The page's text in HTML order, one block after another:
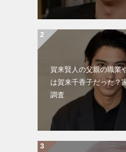
賀来賢人の父親の職業
は賀来千香子だった？
調査